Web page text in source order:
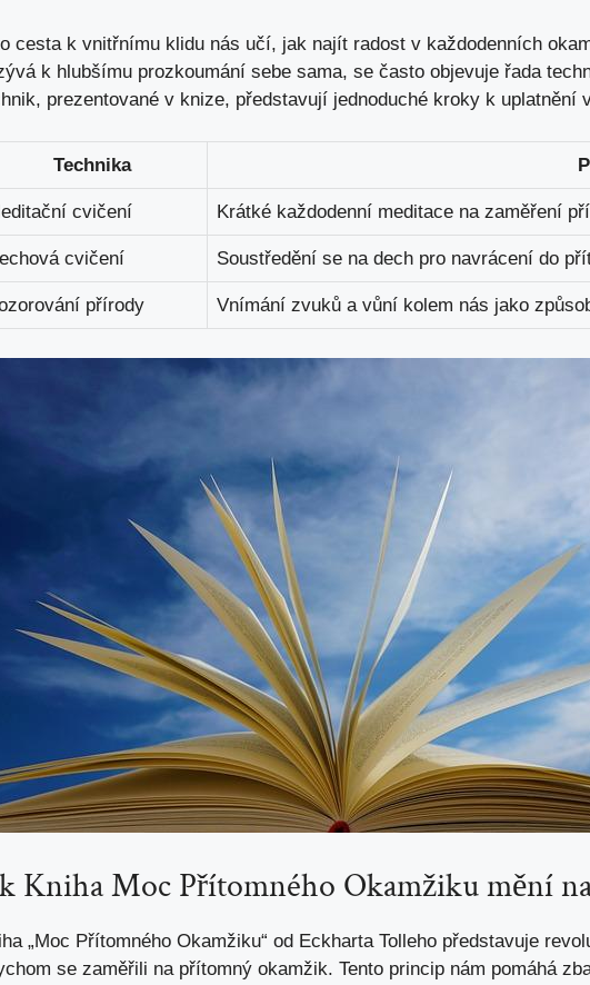
cesta k vnitřnímu klidu nás učí, jak najít radost v každodenních
k hlubšímu prozkoumání sebe sama, se často objevuje řada
prezentované v knize, představují jednoduché kroky k uplatnění
Technika
cvičení Krátké každodenní meditace na zaměření
cvičení Soustředění se na dech pro navrácení do
přírody Vnímání zvuků a vůní kolem nás jako
Kniha Moc Přítomného Okamžiku mění
„Moc Přítomného Okamžiku“ od Eckharta Tolleho představuje
se zaměřili na přítomný okamžik. Tento princip nám pomáhá